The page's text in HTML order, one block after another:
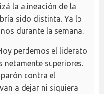
la alineación de la
sido distinta. Ya lo
durante la semana.
perdemos el liderato
netamente superiores.
contra el
a dejar ni siquiera